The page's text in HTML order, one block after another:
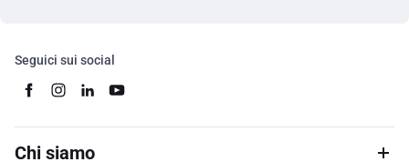
Seguici sui social
Chi siamo